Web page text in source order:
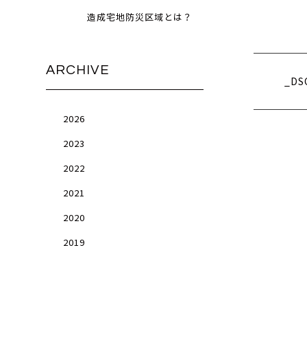
造成宅地防災区域とは？
ARCHIVE
2026
2023
2022
2021
2020
2019